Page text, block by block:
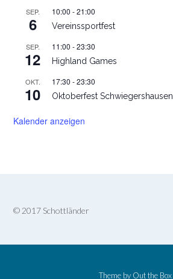
SEP.
6
10:00 -21:00
Vereinssportfest
SEP.
12
11:00 -23:30
Highland Games
OKT.
10
17:30 -23:30
Oktoberfest Schwiegershausen
Kalender anzeigen
© 2017 Schottländer
Theme by Out the Box